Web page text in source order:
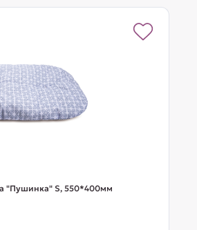
"Пушинка" S, 550*400мм